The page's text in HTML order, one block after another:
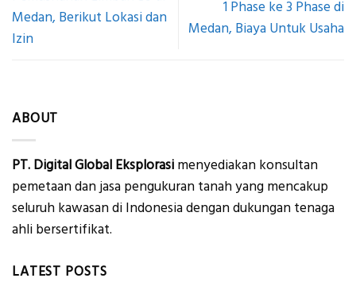
Medan, Berikut Lokasi dan
Izin
1 Phase ke 3 Phase di
Medan, Biaya Untuk Usaha
ABOUT
PT. Digital Global Eksplorasi menyediakan konsultan
pemetaan dan jasa pengukuran tanah yang mencakup
seluruh kawasan di Indonesia dengan dukungan tenaga
ahli bersertifikat.
LATEST POSTS